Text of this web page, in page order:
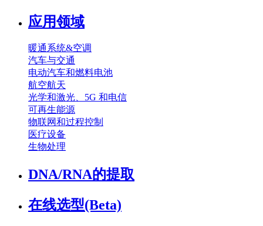
应用领域
暖通系统&空调
汽车与交通
电动汽车和燃料电池
航空航天
光学和激光、5G 和电信
可再生能源
物联网和过程控制
医疗设备
生物处理
DNA/RNA的提取
在线选型(Beta)